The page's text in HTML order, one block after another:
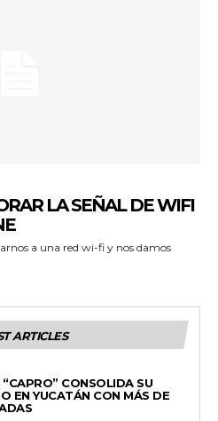
LA SEÑAL DE WIFI
a una red wi-fi y nos damos
ARTICLES
CONSOLIDA SU
EN YUCATÁN CON MÁS DE